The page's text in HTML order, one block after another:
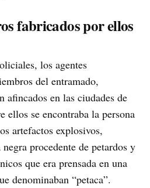
fabricados por ellos
los agentes
del entramado,
afincados en las ciudades de
se encontraba la persona
artefactos explosivos,
procedente de petardos y
que era prensada en una
denominaban “petaca”.